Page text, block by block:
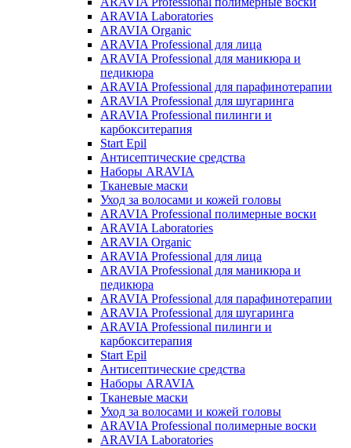
ARAVIA Laboratories
ARAVIA Organic
ARAVIA Professional для лица
ARAVIA Professional для маникюра и
педикюра
ARAVIA Professional для парафинотерапии
ARAVIA Professional для шугаринга
ARAVIA Professional пилинги и
карбокситерапия
Start Epil
Антисептические средства
Наборы ARAVIA
Тканевые маски
Уход за волосами и кожей головы
ARAVIA Professional полимерные воски
ARAVIA Laboratories
ARAVIA Organic
ARAVIA Professional для лица
ARAVIA Professional для маникюра и
педикюра
ARAVIA Professional для парафинотерапии
ARAVIA Professional для шугаринга
ARAVIA Professional пилинги и
карбокситерапия
Start Epil
Антисептические средства
Наборы ARAVIA
Тканевые маски
Уход за волосами и кожей головы
ARAVIA Professional полимерные воски
ARAVIA Laboratories